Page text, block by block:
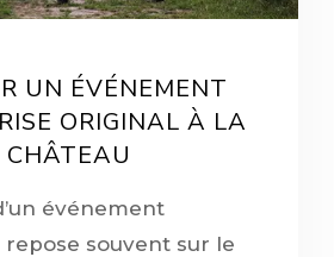
UN ÉVÉNEMENT
ORIGINAL À LA
CHÂTEAU
événement
repose souvent sur le